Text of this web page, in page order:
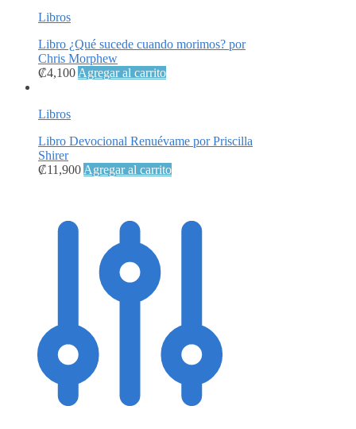
Libros
Libro ¿Qué sucede cuando morimos? por
Chris Morphew
₡4,100 Agregar al carrito
Libros
Libro Devocional Renuévame por Priscilla
Shirer
₡11,900 Agregar al carrito